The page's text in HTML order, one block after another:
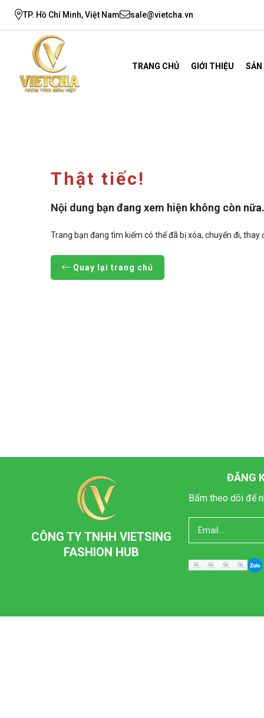
TP. Hồ Chí Minh, Việt Nam sale@vietcha.vn
TRANG CHỦ GIỚI THIỆU
Thật tiếc!
Nội dung bạn đang xem hiện không còn nữa.
Trang bạn đang tìm kiếm có thể đã bị xóa, chuyển đi,
Quay lại trang chủ
CÔNG TY TNHH VIETSING
FASHION HUB
ĐĂNG
Bấm theo dõi để